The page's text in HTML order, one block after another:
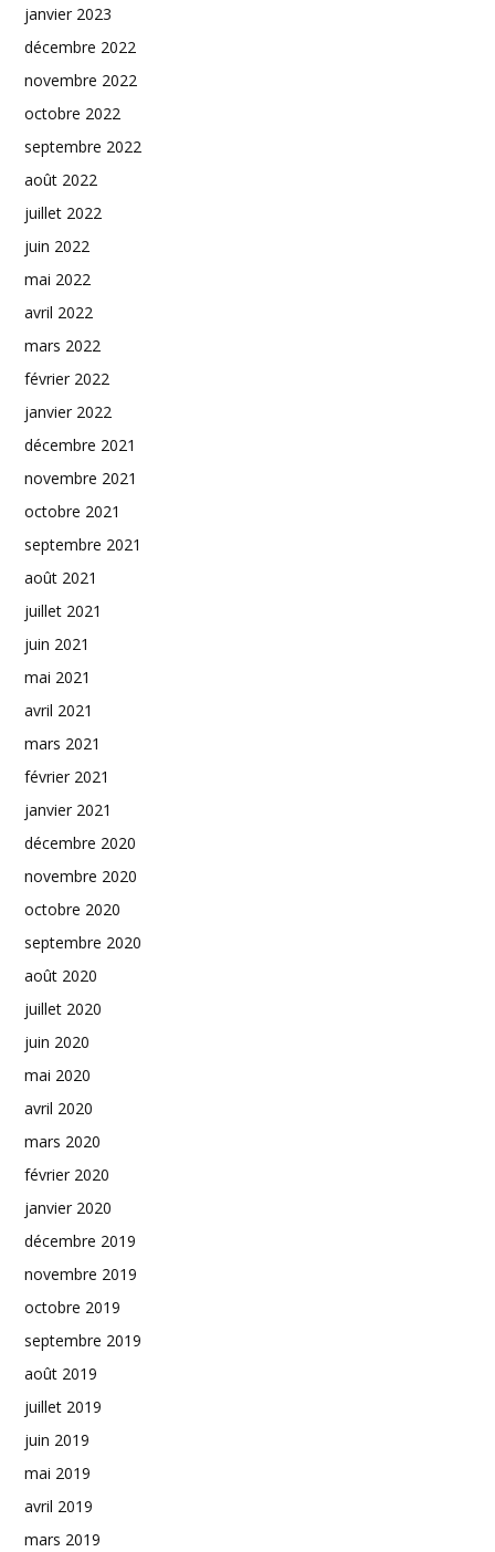
janvier 2023
décembre 2022
novembre 2022
octobre 2022
septembre 2022
août 2022
juillet 2022
juin 2022
mai 2022
avril 2022
mars 2022
février 2022
janvier 2022
décembre 2021
novembre 2021
octobre 2021
septembre 2021
août 2021
juillet 2021
juin 2021
mai 2021
avril 2021
mars 2021
février 2021
janvier 2021
décembre 2020
novembre 2020
octobre 2020
septembre 2020
août 2020
juillet 2020
juin 2020
mai 2020
avril 2020
mars 2020
février 2020
janvier 2020
décembre 2019
novembre 2019
octobre 2019
septembre 2019
août 2019
juillet 2019
juin 2019
mai 2019
avril 2019
mars 2019